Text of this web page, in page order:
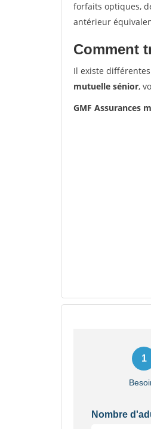
forfaits optiques,
antérieur
Comment
Il existe
mutuelle sénior,
GMF Assurances